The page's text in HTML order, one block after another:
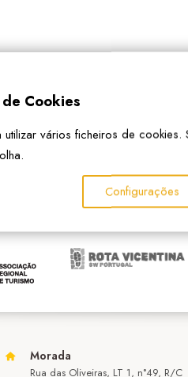
Morada
Rua das Oliveiras, LT 1, n°49, R/C
Cookies
utilizar vários ficheiros de cookies.
Configurações